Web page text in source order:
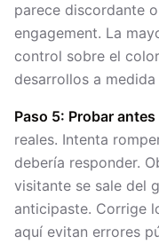
parece discordante
engagement. La
control sobre el
desarrollos a
Paso 5: Probar
reales. Intenta
debería responder.
visitante se sale del
anticipaste. Corrige
aquí evitan errores